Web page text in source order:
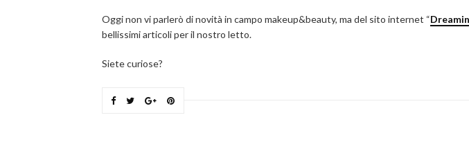
Oggi non vi parlerò di novità in campo makeup&beauty, ma del sito internet “
bellissimi articoli per il nostro letto.
Siete curiose?